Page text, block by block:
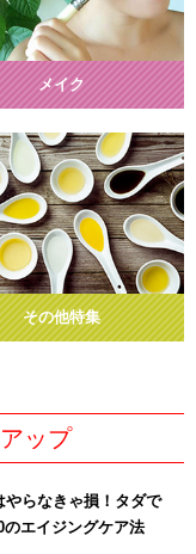
メイク
その他特集
ップ
やらなきゃ損！タダで
のエイジングケア法